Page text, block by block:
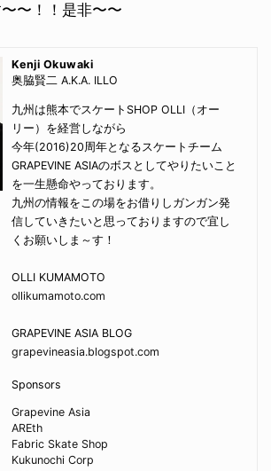
〜！！是非〜〜
Kenji Okuwaki
奥脇賢二 A.K.A. ILLO
九州は熊本でスケートSHOP OLLI（オー
リー）を経営しながら
今年(2016)20周年となるスケートチーム
GRAPEVINE ASIAのボスとしてやりたいこと
を一生懸命やっております。
九州の情報をこの場をお借りしガンガン発
信していきたいと思っておりますので宜し
くお願いしま～す！
OLLI KUMAMOTO
ollikumamoto.com
GRAPEVINE ASIA BLOG
grapevineasia.blogspot.com
Sponsors
Grapevine Asia
AREth
Fabric Skate Shop
Kukunochi Corp